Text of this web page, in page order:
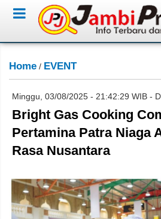
Home / EVENT
Minggu, 03/08/2025 - 21:42:29 WIB -
Bright Gas Cooking
Pertamina Patra Niaga
Rasa Nusantara